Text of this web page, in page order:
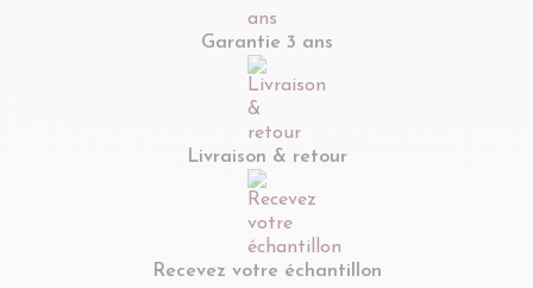
Garantie 3 ans
Livraison & retour
Recevez votre échantillon